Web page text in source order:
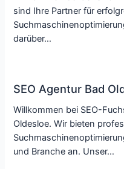
sind Ihre Partner für
darüber…
SEO Agentur Bad
Willkommen bei SEO-
Oldesloe. Wir bieten
und Branche an. Unser…